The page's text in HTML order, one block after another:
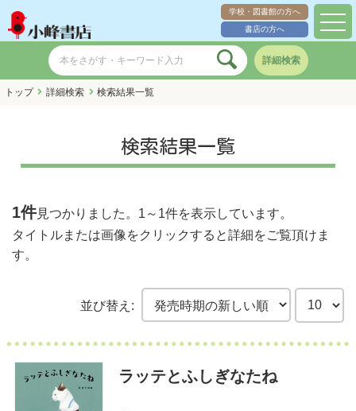
学校・図書館の方へ
書店の方へ
詳細検索
トップ 詳細検索 検索結果一覧
検索結果一覧
1件見つかりました。 1～1件を表示しています。
タイトルまたは画像をクリックすると詳細をご覧頂けま
す。
並び替え:
ラッテとふしぎなたね